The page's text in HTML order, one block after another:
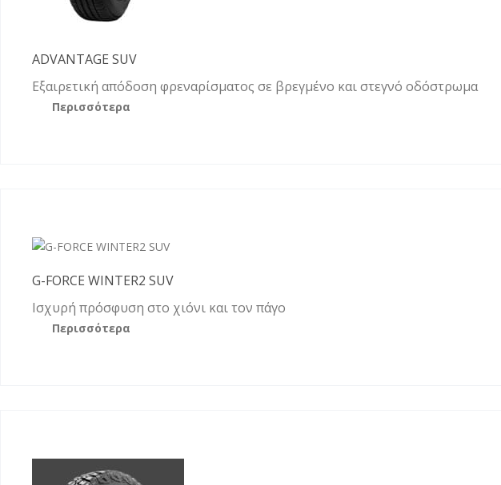
ADVANTAGE SUV
Εξαιρετική απόδοση φρεναρίσματος σε βρεγμένο και στεγνό οδόστρωμα
Περισσότερα
G-FORCE WINTER2 SUV
Ισχυρή πρόσφυση στο χιόνι και τον πάγο
Περισσότερα